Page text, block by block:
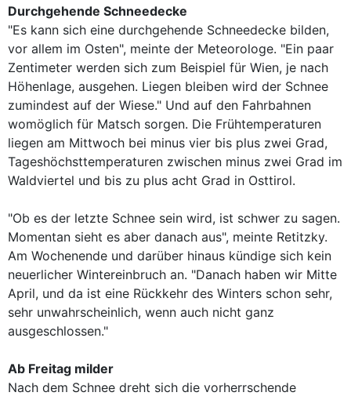
Durchgehende Schneedecke
"Es kann sich eine durchgehende Schneedecke bilden,
vor allem im Osten", meinte der Meteorologe. "Ein paar
Zentimeter werden sich zum Beispiel für Wien, je nach
Höhenlage, ausgehen. Liegen bleiben wird der Schnee
zumindest auf der Wiese." Und auf den Fahrbahnen
womöglich für Matsch sorgen. Die Frühtemperaturen
liegen am Mittwoch bei minus vier bis plus zwei Grad,
Tageshöchsttemperaturen zwischen minus zwei Grad im
Waldviertel und bis zu plus acht Grad in Osttirol.
"Ob es der letzte Schnee sein wird, ist schwer zu sagen.
Momentan sieht es aber danach aus", meinte Retitzky.
Am Wochenende und darüber hinaus kündige sich kein
neuerlicher Wintereinbruch an. "Danach haben wir Mitte
April, und da ist eine Rückkehr des Winters schon sehr,
sehr unwahrscheinlich, wenn auch nicht ganz
ausgeschlossen."
Ab Freitag milder
Nach dem Schnee dreht sich die vorherrschende